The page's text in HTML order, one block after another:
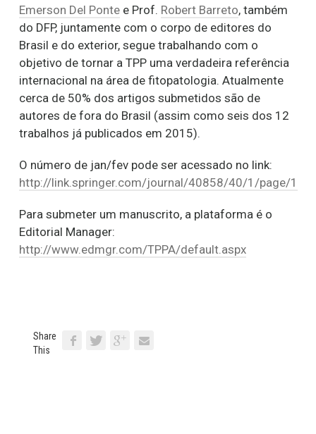
Emerson Del Ponte e Prof. Robert Barreto, também
do DFP, juntamente com o corpo de editores do
Brasil e do exterior, segue trabalhando com o
objetivo de tornar a TPP uma verdadeira referência
internacional na área de fitopatologia. Atualmente
cerca de 50% dos artigos submetidos são de
autores de fora do Brasil (assim como seis dos 12
trabalhos já publicados em 2015).
O número de jan/fev pode ser acessado no link:
http://link.springer.com/journal/40858/40/1/page/1
Para submeter um manuscrito, a plataforma é o
Editorial Manager:
http://www.edmgr.com/TPPA/default.aspx
Share
This